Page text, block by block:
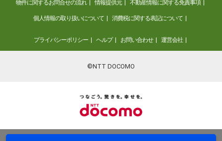
物件に関するお問合せの流れ 情報提供元 不動産情報に関する免責事項
個人情報の取り扱いについて 消費税に関する表記について
プライバシーポリシー ヘルプ お問い合わせ 運営会社
©NTT DOCOMO